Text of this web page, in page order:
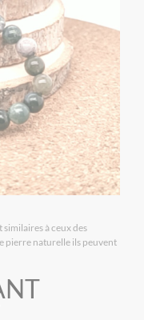
à ceux des
pierre naturelle ils peuvent